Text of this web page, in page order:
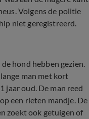
Volgens de politie
niet geregistreerd.
hond hebben gezien.
man met kort
jaar oud. De man reed
een rieten mandje. De
zoekt ook getuigen of